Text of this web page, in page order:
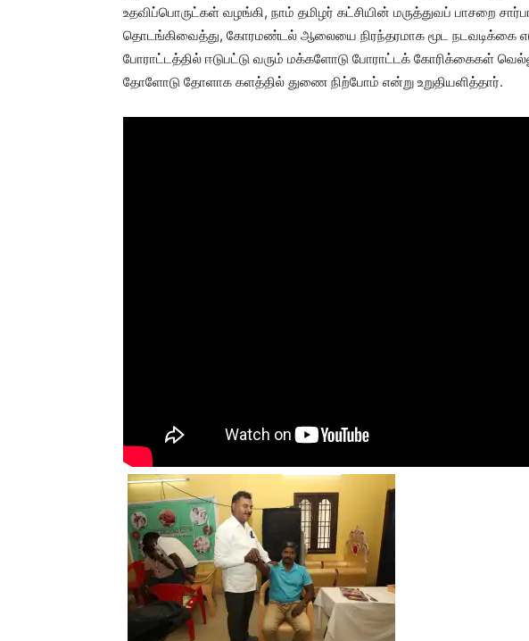
உதவிப்பொருட்கள் வழங்கி, நாம் தமிழர் கட்சியின் மருத்துவப் பாசறை
தொடங்கிவைத்து, கோரமண்டல் ஆலையை நிரந்தரமாக மூட நடவடிக்கை
போராட்டத்தில் ஈடுபட்டு வரும் மக்களோடு போராட்டக் கோரிக்கைகள்
தோளோடு தோளாக களத்தில் துணை நிற்போம் என்று உறுதியளித்தார்.